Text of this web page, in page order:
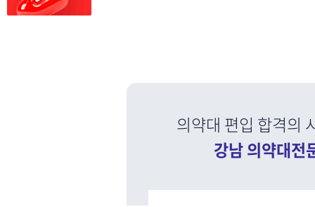
의약대 편입 합격의
강남 의약대전